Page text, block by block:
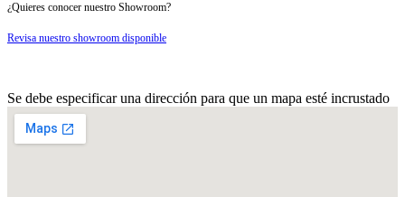
¿Quieres conocer nuestro Showroom?
Revisa nuestro showroom disponible
Se debe especificar una dirección para que un mapa esté incrustado